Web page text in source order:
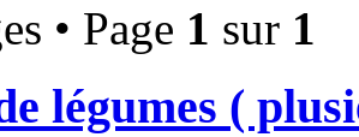
• Page 1 sur 1
légumes (